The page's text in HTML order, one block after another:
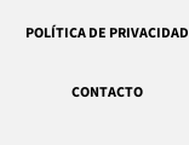
POLÍTICA DE PRIVACIDAD
CONTACTO